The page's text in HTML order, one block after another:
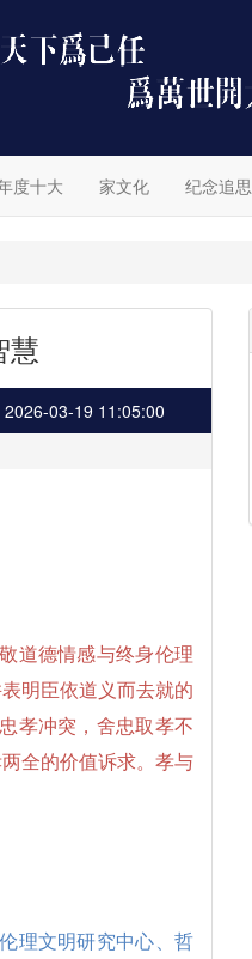
度十大 家文化 纪念追思
慧
2026-03-19 11:05:00
道德情感与终身伦理
明臣依道义而去就的
孝冲突，舍忠取孝不
全的价值诉求。孝与
理文明研究中心、哲